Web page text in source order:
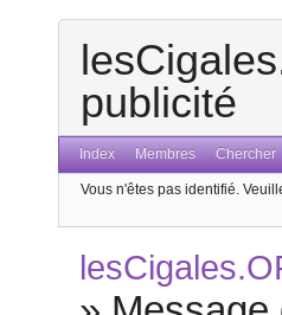
publicité
Index Membres Chercher
Vous n'êtes pas identifié.